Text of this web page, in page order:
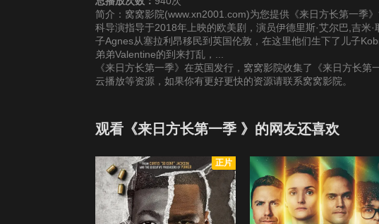
简介：窝窝影院(www.xn2001.com)为您提供《来日方长第一季
科导演指导于2018年上映的欧美剧，演员伊德里斯·艾尔巴,吉米
子Agnes从塞拉利昂移民到英国伦敦，在这里他们生下了儿子
弟弟Valentine的到来打乱，...
《来日方长第一季》在英国发行，窝窝影院收集了《来日方长
云播放等资源，如果你有更好更快的资源请联系窝窝影院。
观看《来日方长第一季 》的网友还喜欢
正片